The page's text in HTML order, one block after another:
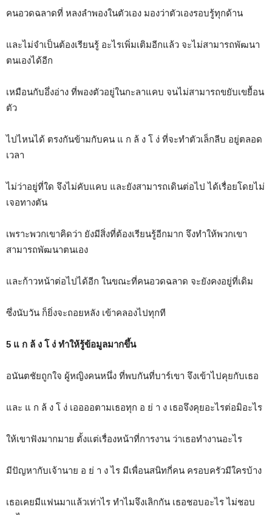
คนอวดฉลาดที่ หลงลำพองในตัวเอง มองว่าตัวเองรอบรู้ทุกด้าน
และไม่จำเป็นต้องเรียนรู้ อะไรเพิ่มเติมอีกแล้ว จะไม่สามารถพัฒนา
ตนเองได้อีก
เหมือนกับอึ่งอ่าง ที่พองตัวอยู่ในกะลาแคบ จนไม่สามารถขยับเขยื้อน
ตัว
ไปไหนได้ ตรงกันข้ามกับคน แ ก ล้ ง โ ง่ ที่จะทำตัวเล็กลีบ อยู่ตลอด
เวลา
ไม่ว่าอยู่ที่ใด จึงไม่คับแคบ และยังสามารถเดินต่อไป ได้เรื่อยโดยไม่
เจอทางตัน
เพราะพวกเขาคิดว่า ยังมีสิ่งที่ต้องเรียนรู้อีกมาก จึงทำให้พวกเขา
สามารถพัฒนาตนเอง
และก้าวหน้าต่อไปได้อีก ในขณะที่คนอวดฉลาด จะยังคงอยู่ที่เดิม
ซึ่งนับวัน ก็ยิ่งจะถอยหลัง เข้าคลองไปทุกที
5 แ ก ล้ ง โ ง่ ทำให้รู้ข้อมูลมากขึ้น
อนันตชัยถูกใจ ผู้หญิงคนหนึ่ง ที่พบกันที่บาร์เขา จึงเข้าไปคุยกับเธอ
และ แ ก ล้ ง โ ง่ เออออตามเธอทุก อ ย่ า ง เธอจึงคุยอะไรต่อมิอะไร
ให้เขาฟังมากมาย ตั้งแต่เรื่องหน้าที่การงาน ว่าเธอทำงานอะไร
มีปัญหากับเจ้านาย อ ย่ า ง ไร มีเพื่อนสนิทกี่คน ครอบครัวมีใครบ้าง
เธอเคยมีแฟนมาแล้วเท่าไร ทำไมจึงเลิกกัน เธอชอบอะไร ไม่ชอบ